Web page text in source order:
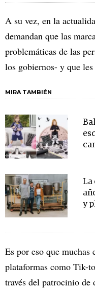
A su vez, en la
demandan que las
problemáticas de las
los gobiernos- y que
MIRA TAMBIÉN
La
y
Es por eso que muchas
plataformas como Tik-
través del patrocinio de